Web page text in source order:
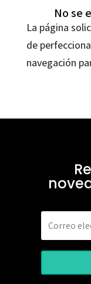
No se
La página
de
navegación